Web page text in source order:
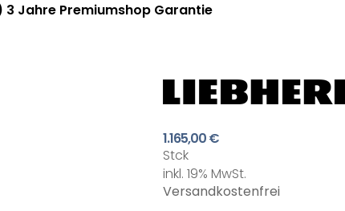
3 Jahre Premiumshop Garantie
1.165,00 €
Stck
inkl. 19% MwSt.
Versandkostenfrei